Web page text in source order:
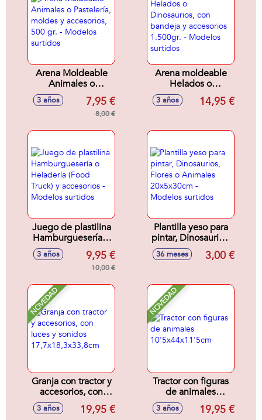
Arena Moldeable
Animales o
Pastelería, moldes
y accesorios, 500
gr. - Modelos
3 años 7,95 €
8,00 €
Arena moldeable
Helados o
Dinosaurios, con
bandeja y
3 años 14,95 €
Juego de plastilina
Hamburguesería o
Heladería (Food
Truck) y accesorios
- Modelos surtidos
3 años 9,95 €
10,00 €
Plantilla yeso para
pintar, Dinosaurios,
Flores o Animales
20x5x30cm -
36 meses 3,00 €
NOVEDAD
Granja con tractor y
accesorios, con
luces y sonidos
17,7x18,3x33,8cm
3 años 19,95 €
NOVEDAD
Tractor con figuras
de animales
10'5x44x11'5cm
3 años 19,95 €